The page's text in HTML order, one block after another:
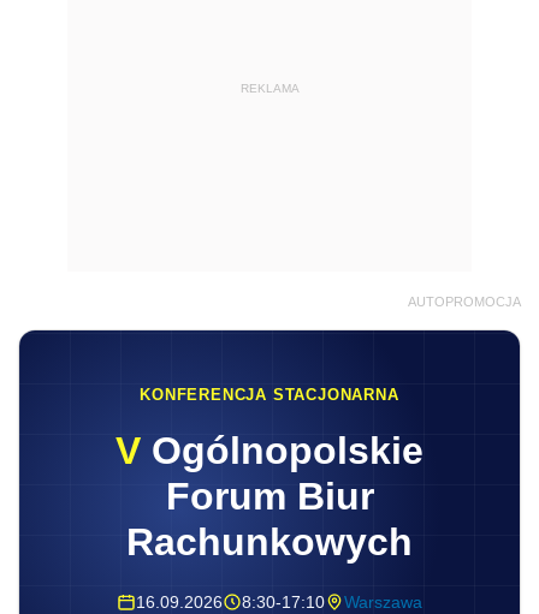
REKLAMA
AUTOPROMOCJA
KONFERENCJA STACJONARNA
V Ogólnopolskie
Forum Biur
Rachunkowych
16.09.2026 8:30-17:10 Warszawa